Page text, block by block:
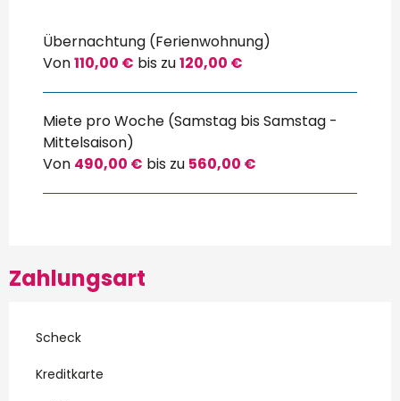
Bis zum27 September 2026
Übernachtung (Ferienwohnung)
Von110,00 € bis zu120,00 €
Miete pro Woche (Samstag bis Samstag -
Mittelsaison)
Von 490,00 € bis zu 560,00 €
Zahlungsart
Scheck
Kreditkarte